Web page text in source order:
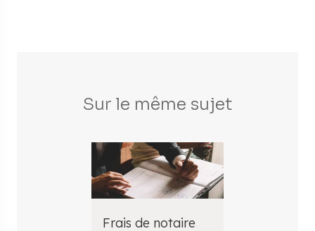
Sur le même sujet
Frais de notaire